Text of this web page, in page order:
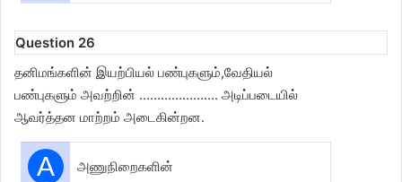
Question 26
தனிமங்களின் இயற்பியல் பண்புகளும்,வேதியல்
பண்புகளும் அவற்றின் …………………. அடிப்படையில்
ஆவர்த்தன மாற்றம் அடைகின்றன.
A அணுநிறைகளின்